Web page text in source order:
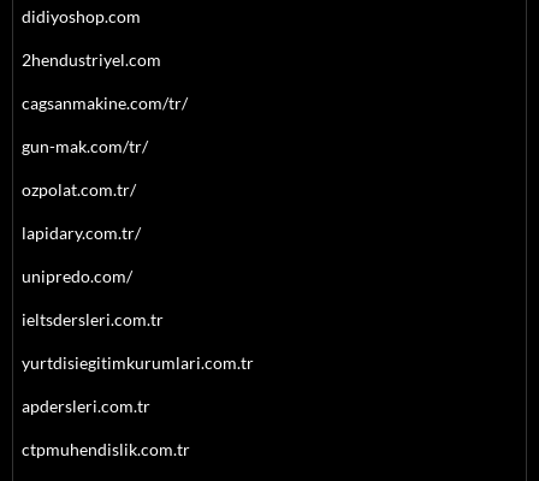
didiyoshop.com
2hendustriyel.com
cagsanmakine.com/tr/
gun-mak.com/tr/
ozpolat.com.tr/
lapidary.com.tr/
unipredo.com/
ieltsdersleri.com.tr
yurtdisiegitimkurumlari.com.tr
apdersleri.com.tr
ctpmuhendislik.com.tr